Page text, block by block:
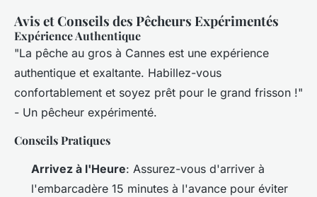
Avis et Conseils des Pêcheurs Expérimentés
Expérience Authentique
"La pêche au gros à Cannes est une expérience
authentique et exaltante. Habillez-vous
confortablement et soyez prêt pour le grand frisson !"
- Un pêcheur expérimenté.
Conseils Pratiques
Arrivez à l'Heure: Assurez-vous d'arriver à
l'embarcadère 15 minutes à l'avance pour éviter